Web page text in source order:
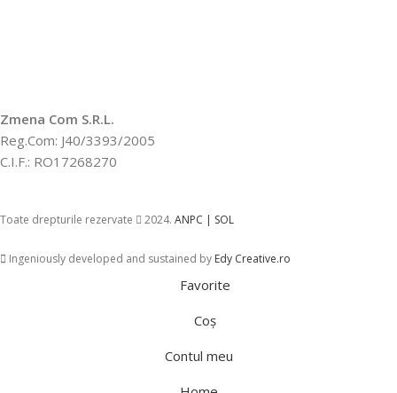
Zmena Com S.R.L.
Reg.Com: J40/3393/2005
C.I.F.: RO17268270
Toate drepturile rezervate 2024. ANPC | SOL
Ingeniously developed and sustained by Edy Creative.ro
Favorite
Coș
Contul meu